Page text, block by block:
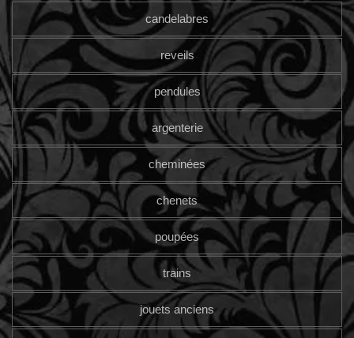
candelabres
reveils
pendules
argenterie
cheminées
chenets
poupées
trains
jouets anciens